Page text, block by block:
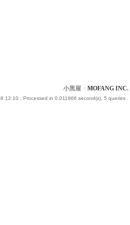
小黑屋 MOFANG INC.
12:10 , Processed in 0.011966 second(s), 5 queries .